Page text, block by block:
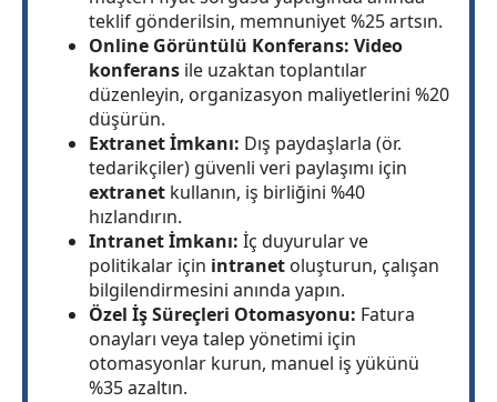
teklif gönderilsin, memnuniyet %25 artsın.
Online Görüntülü Konferans: Video
konferans ile uzaktan toplantılar
düzenleyin, organizasyon maliyetlerini %20
düşürün.
Extranet İmkanı: Dış paydaşlarla (ör.
tedarikçiler) güvenli veri paylaşımı için
extranet kullanın, iş birliğini %40
hızlandırın.
Intranet İmkanı: İç duyurular ve
politikalar için intranet oluşturun, çalışan
bilgilendirmesini anında yapın.
Özel İş Süreçleri Otomasyonu: Fatura
onayları veya talep yönetimi için
otomasyonlar kurun, manuel iş yükünü
%35 azaltın.